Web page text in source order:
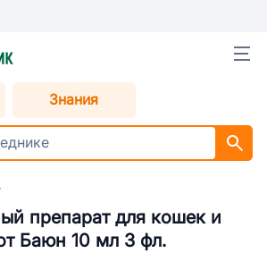
Знания
препарат для кошек и
Баюн 10 мл 3 фл.